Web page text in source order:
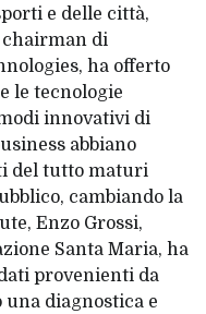
e delle città,
chairman di
ha offerto
le tecnologie
innovativi di
abbiano
del tutto maturi
cambiando la
Enzo Grossi,
Santa Maria, ha
provenienti da
diagnostica e